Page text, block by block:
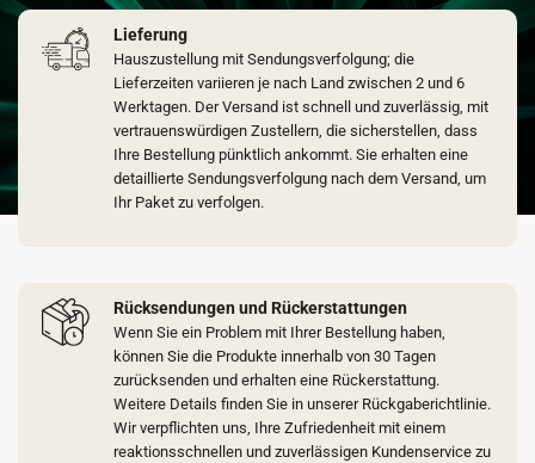
Lieferung
Hauszustellung mit Sendungsverfolgung; die
Lieferzeiten variieren je nach Land zwischen 2 und 6
Werktagen. Der Versand ist schnell und zuverlässig, mit
vertrauenswürdigen Zustellern, die sicherstellen, dass
Ihre Bestellung pünktlich ankommt. Sie erhalten eine
detaillierte Sendungsverfolgung nach dem Versand, um
Ihr Paket zu verfolgen.
Rücksendungen und Rückerstattungen
Wenn Sie ein Problem mit Ihrer Bestellung haben,
können Sie die Produkte innerhalb von 30 Tagen
zurücksenden und erhalten eine Rückerstattung.
Weitere Details finden Sie in unserer Rückgaberichtlinie.
Wir verpflichten uns, Ihre Zufriedenheit mit einem
reaktionsschnellen und zuverlässigen Kundenservice zu